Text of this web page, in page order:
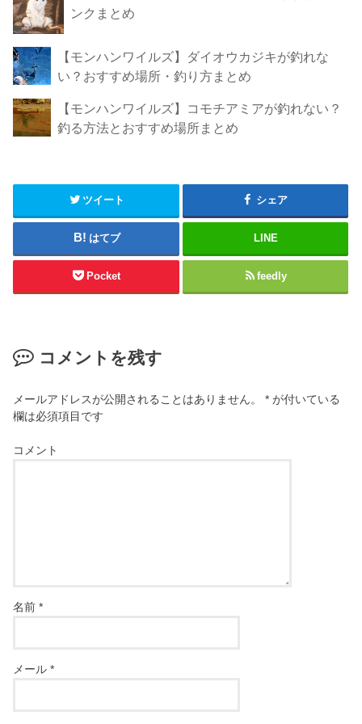
ンクまとめ
【モンハンワイルズ】ダイオウカジキが釣れな
い？おすすめ場所・釣り方まとめ
【モンハンワイルズ】コモチアミアが釣れない？
釣る方法とおすすめ場所まとめ
ツイート シェア
はてブ LINE
Pocket feedly
コメントを残す
メールアドレスが公開されることはありません。 * が付いている
欄は必須項目です
コメント
名前*
メール*